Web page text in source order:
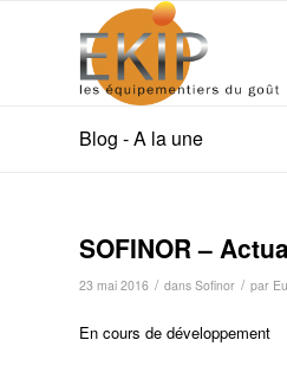
Blog - A la une
SOFINOR –
23 mai 2016 / dans Sofinor / par
En cours de développement